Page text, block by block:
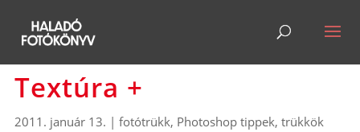
Textúra +
2011. január 13. | fotótrükk, Photoshop tippek, trükkök